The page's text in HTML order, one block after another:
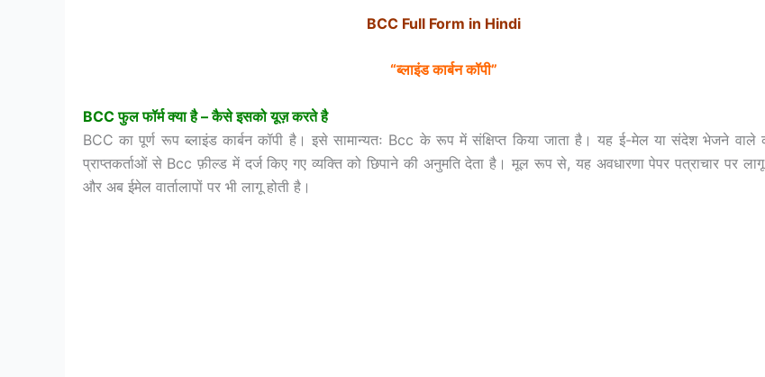
BCC Full Form in Hindi
“ब्लाइंड कार्बन कॉपी”
BCCफुलफॉर्मक्याहै –कैसेइसकोयूज़करतेहै
BCC का पूर्ण रूप ब्लाइंड कार्बन कॉपी है। इसे सामान्यतः Bcc के रूप में संक्षिप्त किया जाता है। यह ई-मेल या संदेश भेजने वाले
प्राप्तकर्ताओं से Bcc फ़ील्ड में दर्ज किए गए व्यक्ति को छिपाने की अनुमति देता है। मूल रूप से, यह अवधारणा पेपर पत्राचार पर लागू
और अब ईमेल वार्तालापों पर भी लागू होती है।